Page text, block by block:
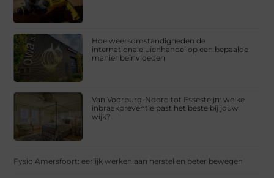
Hoe weersomstandigheden de
internationale uienhandel op een bepaalde
manier beïnvloeden
Van Voorburg-Noord tot Essesteijn: welke
inbraakpreventie past het beste bij jouw
wijk?
Fysio Amersfoort: eerlijk werken aan herstel en beter bewegen